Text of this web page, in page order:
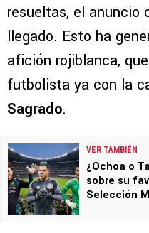
resueltas, el anuncio
llegado. Esto ha
afición rojiblanca,
futbolista ya con la
Sagrado.
VER TAMBIÉN
¿Ochoa o
sobre su
Selección